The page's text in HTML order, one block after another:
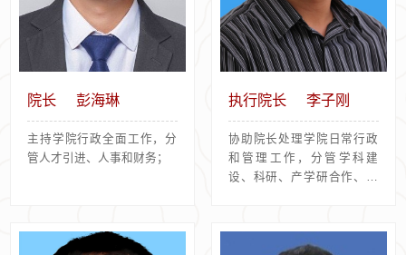
院长 彭海琳
主持学院行政全面工作，分
管人才引进、人事和财务；
执行院长 李子刚
协助院长处理学院日常行政
和管理工作，分管学科建
设、科研、产学研合作、博